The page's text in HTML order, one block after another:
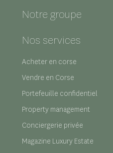
Notre groupe
Nos services
Acheter en corse
Vendre en Corse
Portefeuille confidentiel
Property management
Conciergerie privée
Magazine Luxury Estate